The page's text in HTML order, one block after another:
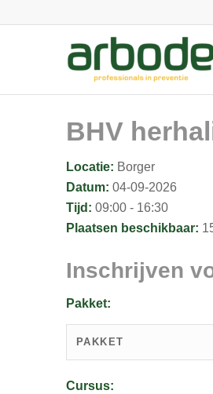
BHV
Locatie: Borger
Datum: 04-09-2026
Tijd: 09:00 - 16:30
Plaatsen beschikbaar:
Inschrijven
Pakket:
PAKKET
Cursus: